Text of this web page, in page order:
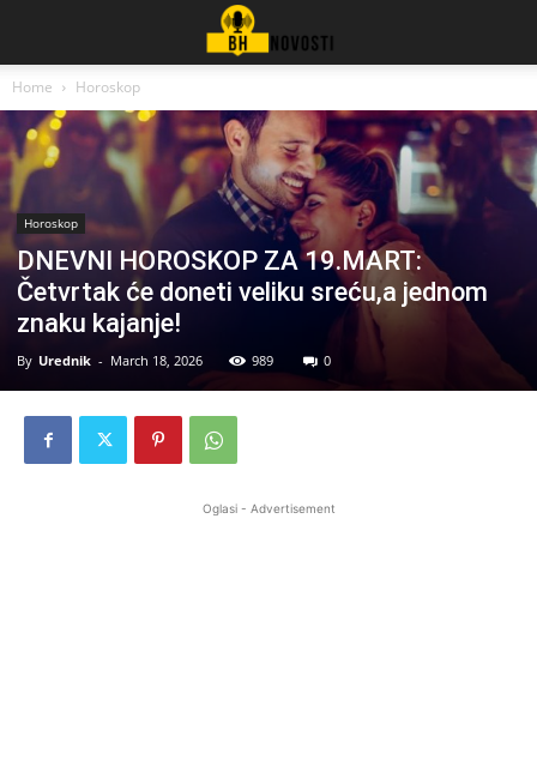
Home Horoskop
Horoskop
DNEVNI HOROSKOP ZA 19.MART:
Četvrtak će doneti veliku sreću,a jednom
znaku kajanje!
By Urednik - March 18, 2026 989 0
Oglasi - Advertisement